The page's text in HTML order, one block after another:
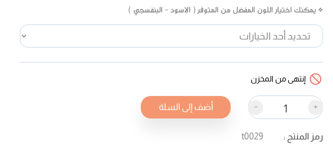
* يمكنك اختيار اللون المفضل من المتوفر ( الاسود - البنفسجي )
إنتهى من المخزن
- + أضف إلى السلة
رمز المنتج :
t0029